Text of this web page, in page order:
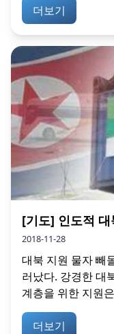
더보기
[기도] 인도적
2018-11-28
대북 지원 물자 빼
러났다. 강경한 대
계층을 위한 지원
더보기